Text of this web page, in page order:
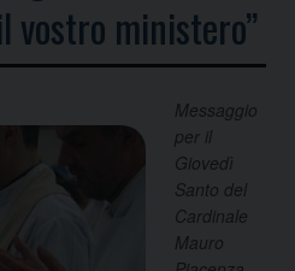
vostro ministero”
Messaggio
per il
Giovedì
Santo del
Cardinale
Mauro